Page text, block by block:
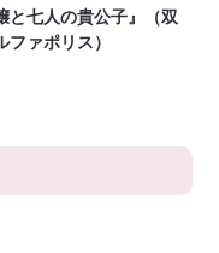
と七人の貴公子』（双
ァポリス）